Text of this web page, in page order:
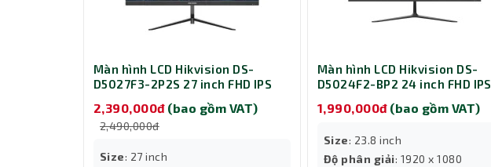
Màn hình LCD Hikvision DS-
D5027F3-2P2S 27 inch FHD IPS
2,390,000đ (bao gồm VAT)
2,490,000đ
Size: 27 inch
Màn hình LCD Hikvision DS-
D5024F2-BP2 24 inch FHD IPS
1,990,000đ (bao gồm VAT)
Size: 23.8 inch
Độ phân giải: 1920 x 1080